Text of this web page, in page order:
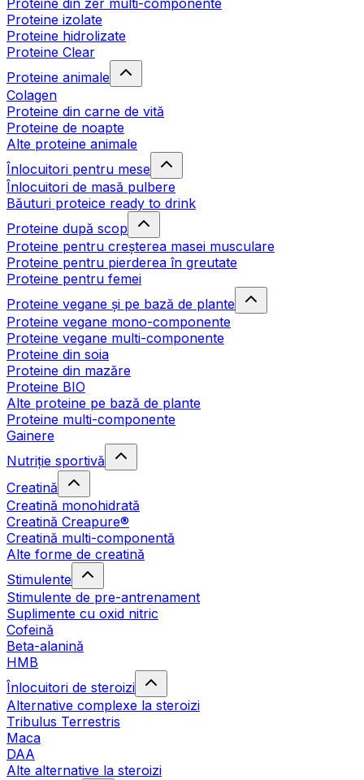
Proteine din zer multi-componente
Proteine izolate
Proteine hidrolizate
Proteine Clear
Proteine animale
Colagen
Proteine din carne de vită
Proteine de noapte
Alte proteine animale
Înlocuitori pentru mese
Înlocuitori de masă pulbere
Băuturi proteice ready to drink
Proteine după scop
Proteine pentru creșterea masei musculare
Proteine pentru pierderea în greutate
Proteine pentru femei
Proteine vegane și pe bază de plante
Proteine vegane mono-componente
Proteine vegane multi-componente
Proteine din soia
Proteine din mazăre
Proteine BIO
Alte proteine pe bază de plante
Proteine multi-componente
Gainere
Nutriție sportivă
Creatină
Creatină monohidrată
Creatină Creapure®
Creatină multi-componentă
Alte forme de creatină
Stimulente
Stimulente de pre-antrenament
Suplimente cu oxid nitric
Cofeină
Beta-alanină
HMB
Înlocuitori de steroizi
Alternative complexe la steroizi
Tribulus Terrestris
Maca
DAA
Alte alternative la steroizi